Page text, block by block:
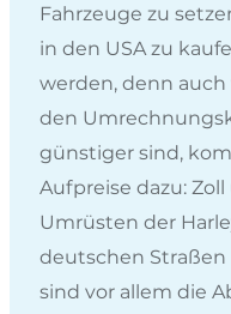
Fahrzeuge zu
in den USA zu
werden, denn
den
günstiger sind,
Aufpreise dazu:
Umrüsten der
deutschen
sind vor allem die